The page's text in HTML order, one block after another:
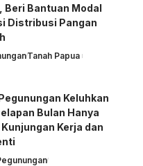
Beri Bantuan Modal
Distribusi Pangan
Tanah Papua
Keluhkan
Bulan Hanya
Kerja dan